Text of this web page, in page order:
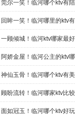
莞尔一笑！临河哪个ktv有
回眸一笑！临河哪里的ktv
一顾倾城！临河ktv哪家最
阿娇金屋！临河公主的ktv
神仙玉骨！临河哪个ktv有
顾盼流转！临河哪家ktv比
面如冠玉！临河哪个ktv好